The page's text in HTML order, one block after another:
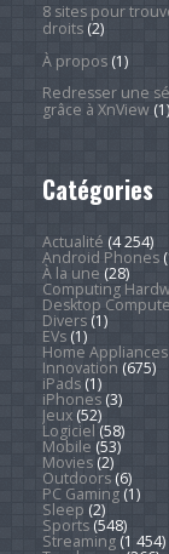
8 sites pour
droits(2)
À propos(1)
Redresser une
grâce à XnView(1)
Catégories
Actualité (4 254)
Android Phones
À la une (28)
Computing
Desktop
Divers(1)
EVs(1)
Home Appliances
Innovation (675)
iPads(1)
iPhones(3)
Jeux(52)
Logiciel (58)
Mobile (53)
Movies(2)
Outdoors(6)
PC Gaming(1)
Sleep (2)
Sports(548)
Streaming(1 454)